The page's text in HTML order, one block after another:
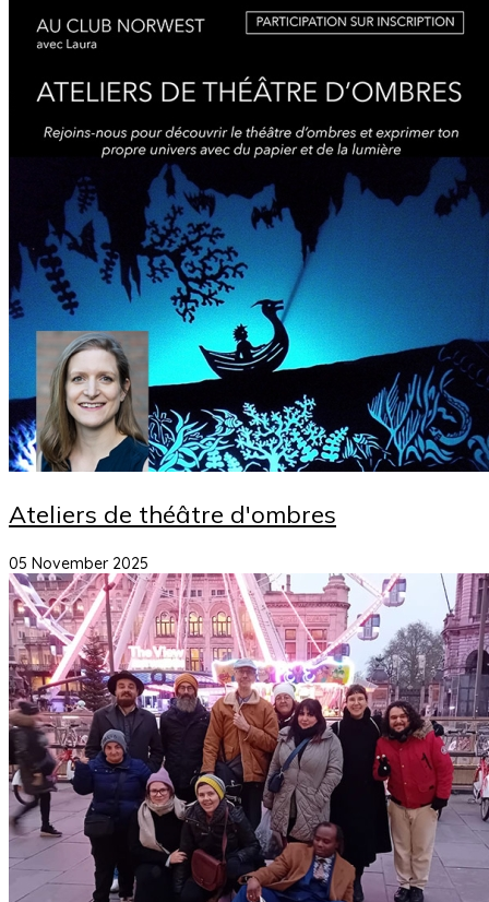
Ateliers de théâtre d'ombres
05 November 2025